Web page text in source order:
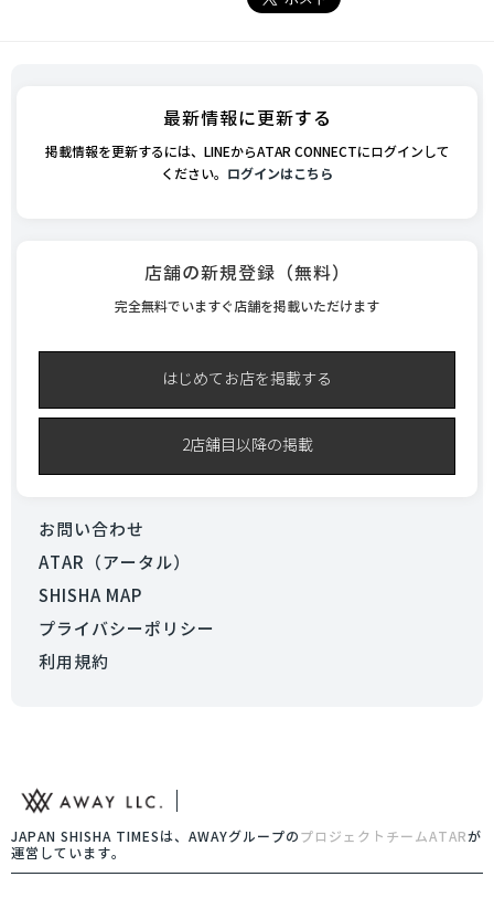
最新情報に更新する
掲載情報を更新するには、LINEからATAR CONNECTにログインして
ください。 ログインはこちら
店舗の新規登録（無料）
完全無料でいますぐ店舗を掲載いただけます
はじめてお店を掲載する
2店舗目以降の掲載
お問い合わせ
ATAR（アータル）
SHISHA MAP
プライバシーポリシー
利用規約
JAPAN SHISHA TIMESは、AWAYグループの プロジェクトチームATARが
運営しています。